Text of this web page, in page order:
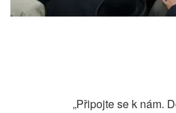
„Připojte se k nám.